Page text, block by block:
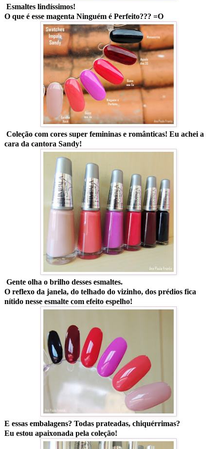
Esmaltes lindíssimos!
O que é esse magenta Ninguém é Perfeito??? =O
Coleção com cores super femininas e românticas! Eu achei a
cara da cantora Sandy!
Gente olha o brilho desses esmaltes.
O reflexo da janela, do telhado do vizinho, dos prédios fica
nítido nesse esmalte com efeito espelho!
E essas embalagens? Todas prateadas, chiquérrimas?
Eu estou apaixonada pela coleção!